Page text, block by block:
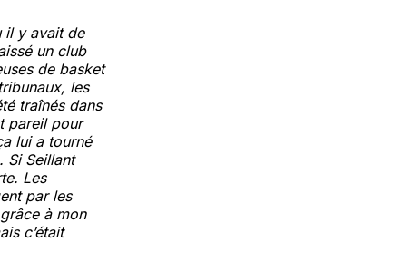
il y avait de
un club
de basket
les
traînés dans
pareil pour
lui a tourné
Si Seillant
Les
par les
à mon
c’était